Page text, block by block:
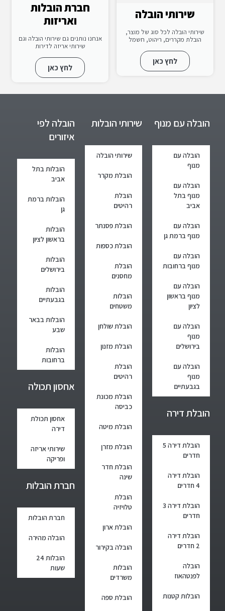
שירותי הובלה
שירותי הובלה לכל סוג של מוצר,
הובלת מקררים, ריהוט, חשמל
לחץ כאן
חברת הובלות
ואריזות
אנחנו נותנים גם שירותי הובלה וגם
שירותי אריזה לדירות
לחץ כאן
הובלה עם מנוף
הובלה עם
מנוף
הובלה עם
מנוף בתל
אביב
הובלה עם
מנוף ברמת גן
הובלה עם
מנוף ברחובות
הובלה עם
מנוף בראשון
לציון
הובלה עם
מנוף
בירושלים
הובלה עם
מנוף
בגבעתיים
הובלת דירה
הובלת דירה 5
חדרים
הובלת דירה
4 חדרים
הובלת דירה 3
חדרים
הובלת דירה
2 חדרים
הובלה
לפנטהאוז
הובלות קטנות
שירותי הובלות
שירותי הובלה
הובלת מקרר
הובלת
רהיטים
הובלת פסנתר
הובלת כספות
הובלת
מחסנים
הובלות
משטחים
הובלת שולחן
הובלת מזנון
הובלת
רהיטים
הובלת מכונת
כביסה
הובלת מיטה
הובלת מזרן
הובלת חדר
שינה
הובלת
טלויזיה
הובלת ארון
הובלה בקירור
הובלות
משרדים
הובלת ספה
הובלה לפי
איזורים
הובלות בתל
אביב
הובלות ברמת
גן
הובלות
בראשון לציון
הובלות
בירושלים
הובלות
בגבעתיים
הובלות בבאר
שבע
הובלות
ברחובות
אחסון תכולה
אחסון תכולת
דירה
שירותי אריזה
ופריקה
חברת הובלות
חברת הובלות
הובלה מהירה
הובלות 24
שעות